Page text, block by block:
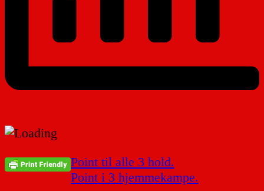
Indlægsnavigation
Point til alle 3 hold.
Point i 3 hjemmekampe.